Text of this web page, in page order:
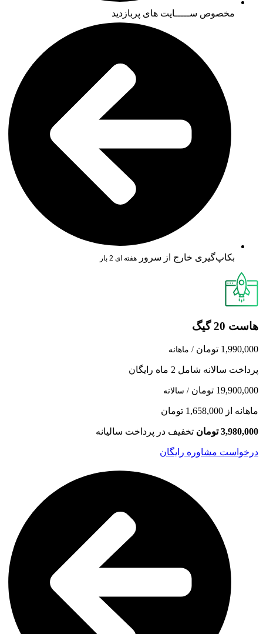
مخصوص ســـــایت های پربازدید
بکاپ‌گیری خارج از سرور هفته ای 2 بار
هاست 20 گیگ
1,990,000 تومان / ماهانه
پرداخت سالانه شامل 2 ماه رایگان
19,900,000 تومان / سالانه
ماهانه از 1,658,000 تومان
3,980,000 تومان تخفیف در پرداخت سالیانه
درخواست مشاوره رایگان